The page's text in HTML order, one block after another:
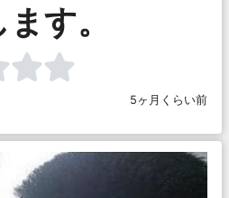
す。
5ヶ月くらい前